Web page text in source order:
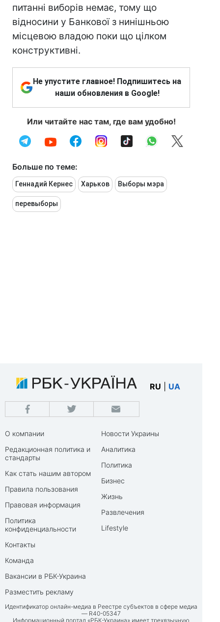
питанні виборів немає, тому що
відносини у Банкової з нинішньою
місцевою владою поки що цілком
конструктивні.
Не упустите главное! Подпишитесь на
наши обновления в Google!
Или читайте нас там, где вам удобно!
Больше по теме:
Геннадий Кернес Харьков Выборы мэра
перевыборы
RU UA
О компании
Редакционная политика и
стандарты
Как стать нашим автором
Правила пользования
Правовая информация
Политика
конфиденциальности
Контакты
Команда
Вакансии в РБК-Украина
Разместить рекламу
Новости Украины
Аналитика
Политика
Бизнес
Жизнь
Развлечения
Lifestyle
Идентификатор онлайн-медиа в Реестре субъектов в сфере медиа
— R40-05347
Информационный портал «РБК-Украина» имеет трехязычную